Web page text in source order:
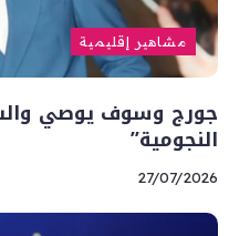
مشاهير إقليمية
جورج وسوف يوصي
النجومية”
27/07/2026